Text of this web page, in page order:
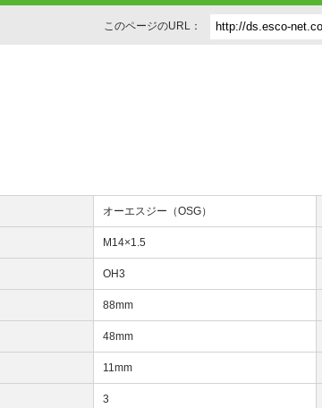
このページのURL：
オーエスジー（OSG）
M14×1.5
OH3
88mm
48mm
11mm
3